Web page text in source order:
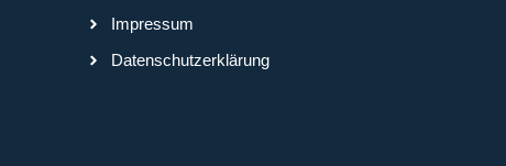
Impressum
Datenschutzerklärung